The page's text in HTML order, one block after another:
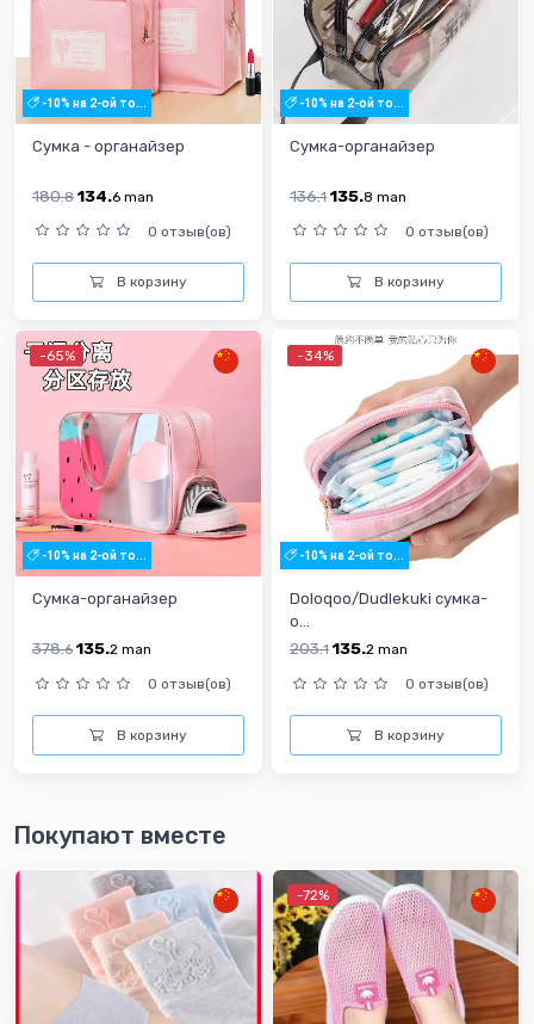
-10% на 2-ой то...
Сумка - органайзер
180.8 134.6 man
0 отзыв(ов)
В корзину
-10% на 2-ой то...
Сумка-органайзер
136.1 135.8 man
0 отзыв(ов)
В корзину
-65%
-10% на 2-ой то...
Сумка-органайзер
378.6 135.2 man
0 отзыв(ов)
В корзину
-34%
-10% на 2-ой то...
Doloqoo/Dudlekuki сумка-
о...
203.1 135.2 man
0 отзыв(ов)
В корзину
Покупают вместе
-72%